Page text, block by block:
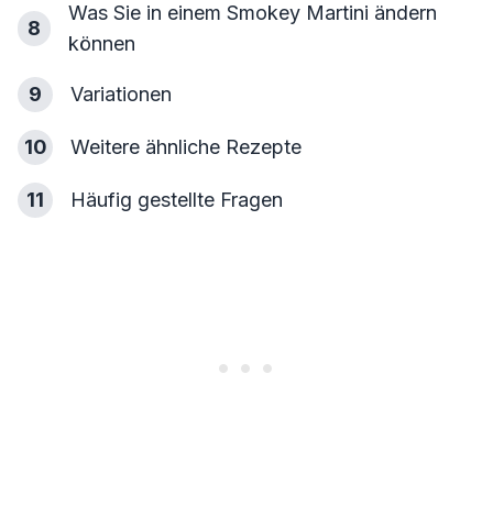
8
Was Sie in einem Smokey Martini ändern
können
9 Variationen
10 Weitere ähnliche Rezepte
11 Häufig gestellte Fragen